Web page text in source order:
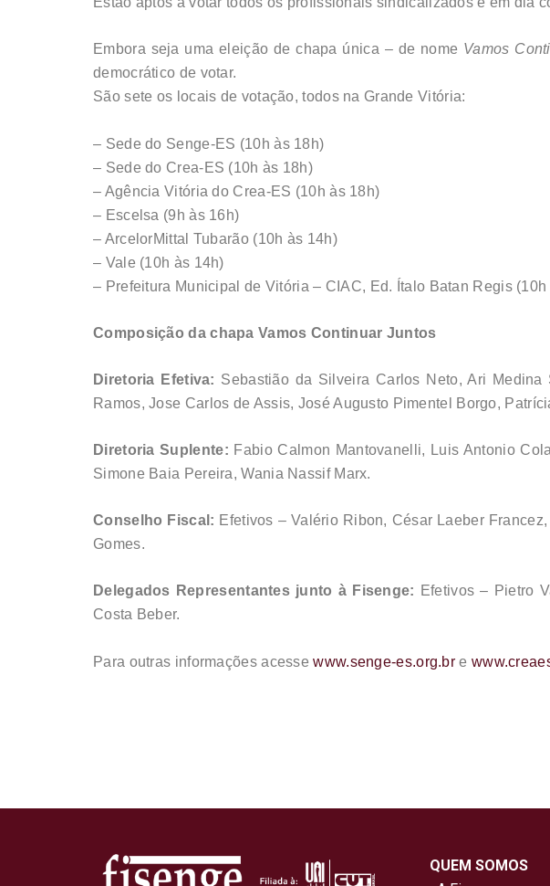
Embora seja uma eleição de chapa única – de nome Vamos
democrático de votar.
São sete os locais de votação, todos na Grande Vitória:
– Sede do Senge-ES (10h às 18h)
– Sede do Crea-ES (10h às 18h)
– Agência Vitória do Crea-ES (10h às 18h)
– Escelsa (9h às 16h)
– ArcelorMittal Tubarão (10h às 14h)
– Vale (10h às 14h)
– Prefeitura Municipal de Vitória – CIAC, Ed. Ítalo Batan Regis (10h
Composição da chapa Vamos Continuar Juntos
Diretoria Efetiva: Sebastião da Silveira Carlos Neto, Ari
Ramos, Jose Carlos de Assis, José Augusto Pimentel Borgo,
Diretoria Suplente: Fabio Calmon Mantovanelli, Luis Antonio
Simone Baia Pereira, Wania Nassif Marx.
Conselho Fiscal: Efetivos – Valério Ribon, César Laeber
Gomes.
Delegados Representantes junto à Fisenge: Efetivos – Pietro
Costa Beber.
Para outras informações acessewww.senge-es.org.br e
QUEM SOMOS